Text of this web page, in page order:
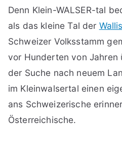
Denn Klein-WALSER-tal
als das kleine Tal der
Schweizer Volksstamm
vor Hunderten von
der Suche nach neuem
im Kleinwalsertal einen
ans Schweizerische
Österreichische.